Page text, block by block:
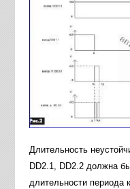
Длительность
DD2.1, DD2.2 должна
длительности периода